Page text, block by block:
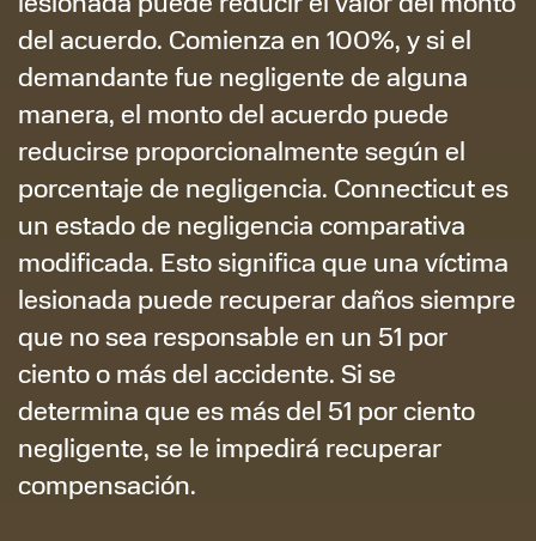
del acuerdo. Comienza en 100%, y si el
demandante fue negligente de alguna
manera, el monto del acuerdo puede
reducirse proporcionalmente según el
porcentaje de negligencia. Connecticut es
un estado de negligencia comparativa
modificada. Esto significa que una víctima
lesionada puede recuperar daños siempre
que no sea responsable en un 51 por
ciento o más del accidente. Si se
determina que es más del 51 por ciento
negligente, se le impedirá recuperar
compensación.